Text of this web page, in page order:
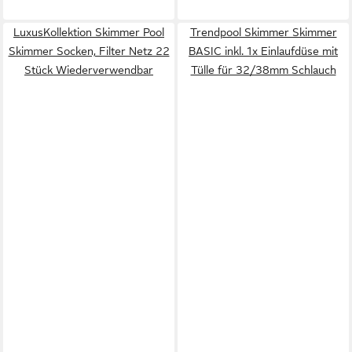
LuxusKollektion Skimmer Pool
Skimmer Socken, Filter Netz 22
Stück Wiederverwendbar
Trendpool Skimmer Skimmer
BASIC inkl. 1x Einlaufdüse mit
Tülle für 32/38mm Schlauch